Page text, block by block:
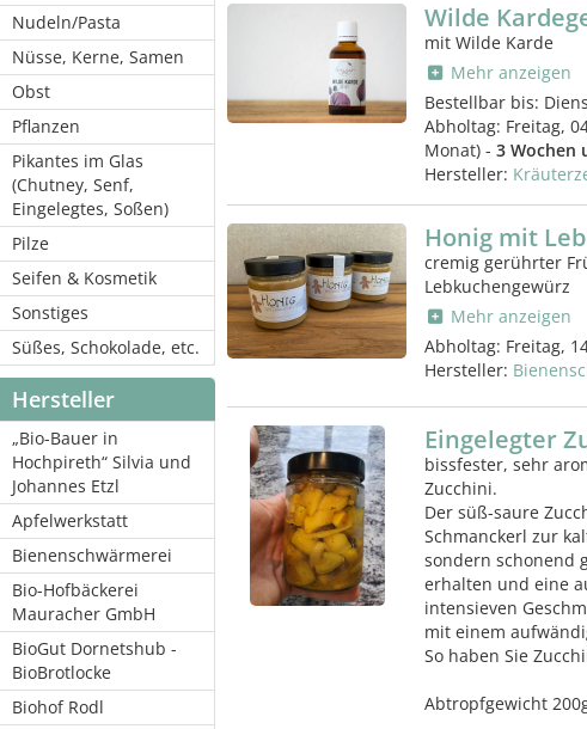
Nudeln/Pasta
Nüsse, Kerne, Samen
Obst
Pflanzen
Pikantes im Glas
(Chutney, Senf,
Eingelegtes, Soßen)
Pilze
Seifen & Kosmetik
Sonstiges
Süßes, Schokolade, etc.
Hersteller
„Bio-Bauer in
Hochpireth“ Silvia und
Johannes Etzl
Apfelwerkstatt
Bienenschwärmerei
Bio-Hofbäckerei
Mauracher GmbH
BioGut Dornetshub -
BioBrotlocke
Biohof Rodl
Wilde
mit Wilde Karde
Mehr anzeigen
Bestellbar bis:
Abholtag: Freitag,
Monat) - 3 Wochen
Hersteller:
Honig mit
cremig gerührter
Lebkuchengewürz
Mehr anzeigen
Abholtag: Freitag,
Hersteller:
Eingelegter
bissfester, sehr
Zucchini.
Der süß-saure
Schmanckerl zur
sondern schonend
erhalten und eine
intensieven
mit einem
So haben Sie
Abtropfgewicht